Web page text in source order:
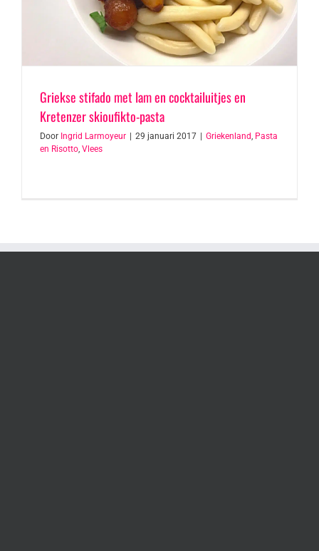
Griekse stifado met lam en cocktailuitjes en
Kretenzer skioufikto-pasta
Door Ingrid Larmoyeur | 29 januari 2017 | Griekenland Pasta
en Risotto Vlees